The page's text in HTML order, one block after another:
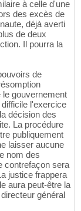
à celle d'une
des excès de
déjà averti
de deux
Il pourra la
de
gouvernement
l'exercice
décision des
La procédure
publiquement
laisser aucune
nom des
contrefaçon sera
justice frappera
aura peut-être la
général